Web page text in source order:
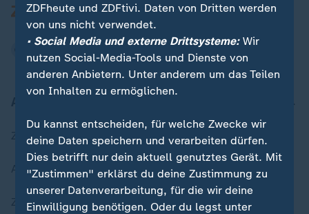
Zuletzt veröffentlicht
Aktuelle Sendungs-Videos
ZDFheute Stories
ZDFheute und ZDFtivi. Daten von Dritten werden
von uns nicht verwendet.
• Social Media und externe Drittsysteme:Wir
nutzen Social-Media-Tools und Dienste von
anderen Anbietern. Unter anderem um das Teilen
von Inhalten zu ermöglichen.
Du kannst entscheiden, für welche Zwecke wir
deine Daten speichern und verarbeiten dürfen.
Dies betrifft nur dein aktuell genutztes Gerät. Mit
"Zustimmen" erklärst du deine Zustimmung zu
unserer Datenverarbeitung, für die wir deine
Einwilligung benötigen. Oder du legst unter